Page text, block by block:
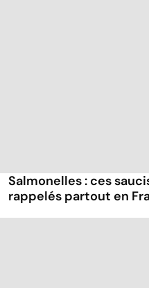
Salmonelles : ces
rappelés partout en